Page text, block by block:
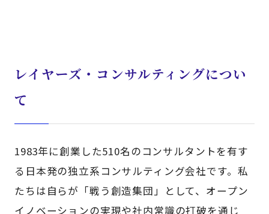
レイヤーズ・コンサルティングについ
て
1983年に創業した510名のコンサルタントを有す
る日本発の独立系コンサルティング会社です。私
たちは自らが「戦う創造集団」として、オープン
イノベーションの実現や社内常識の打破を通じ